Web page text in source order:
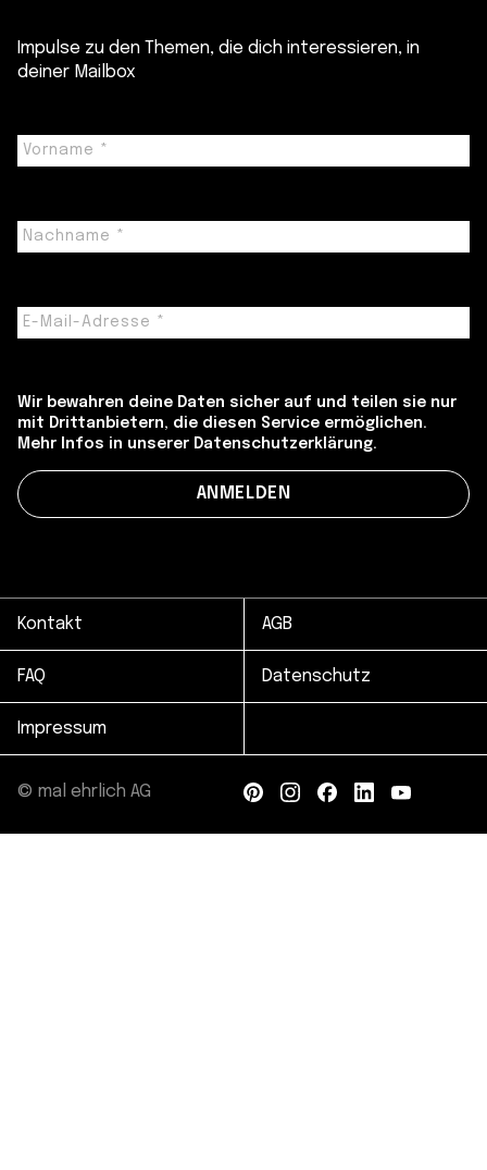
Impulse zu den Themen, die dich interessieren, in
deiner Mailbox
Wir bewahren deine Daten sicher auf und teilen sie nur
mit Drittanbietern, die diesen Service ermöglichen.
Mehr Infos in unserer Datenschutzerklärung.
Kontakt AGB
FAQ Datenschutz
Impressum
© mal ehrlich AG